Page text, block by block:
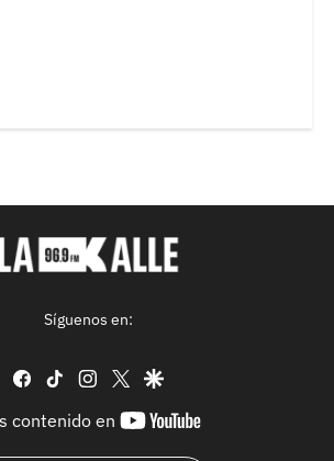
Síguenos en:
facebook
tiktok instagram
twittergoogle
contenido en
youtube-